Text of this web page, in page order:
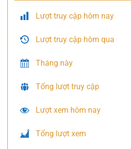
Lượt truy cập hôm nay
Lượt truy cập hôm qua
Tháng này
Tổng lượt truy cập
Lượt xem hôm nay
Tổng lượt xem